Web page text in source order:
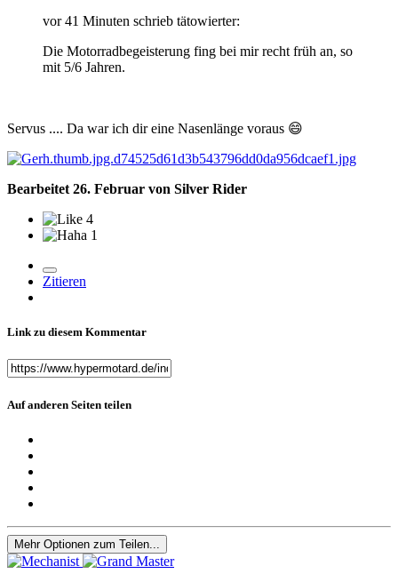
vor 41 Minuten schrieb tätowierter:
Die Motorradbegeisterung fing bei mir recht früh an, so
mit 5/6 Jahren.
Servus .... Da war ich dir eine Nasenlänge voraus 😄
Bearbeitet 26. Februar von Silver Rider
4
1
Zitieren
Link zu diesem Kommentar
Auf anderen Seiten teilen
Mehr Optionen zum Teilen...